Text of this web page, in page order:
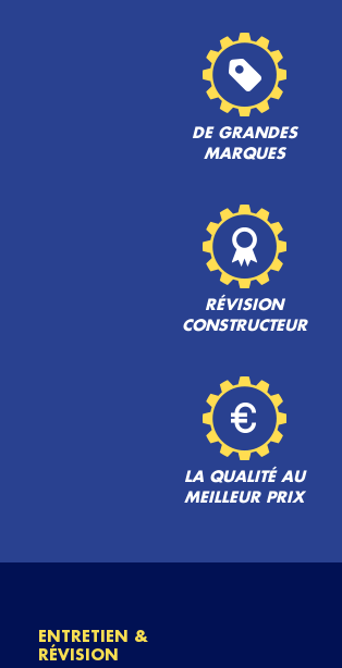
DE GRANDES
MARQUES
RÉVISION
CONSTRUCTEUR
LA QUALITÉ AU
MEILLEUR PRIX
ENTRETIEN &
RÉVISION